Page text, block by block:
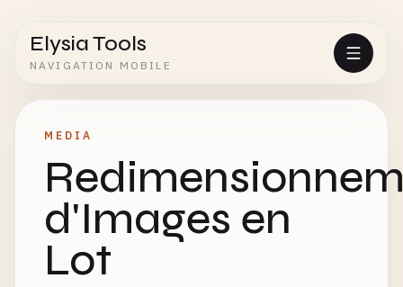
Elysia Tools
NAVIGATION MOBILE
MEDIA
d'Images en
Lot